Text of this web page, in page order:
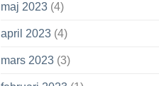
maj 2023 (4)
april 2023 (4)
mars 2023 (3)